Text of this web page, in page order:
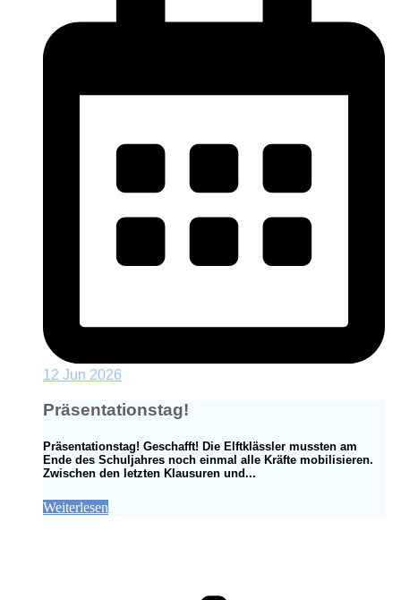
12 Jun 2026
Präsentationstag!
Präsentationstag! Geschafft! Die Elftklässler mussten am
Ende des Schuljahres noch einmal alle Kräfte mobilisieren.
Zwischen den letzten Klausuren und...
Weiterlesen